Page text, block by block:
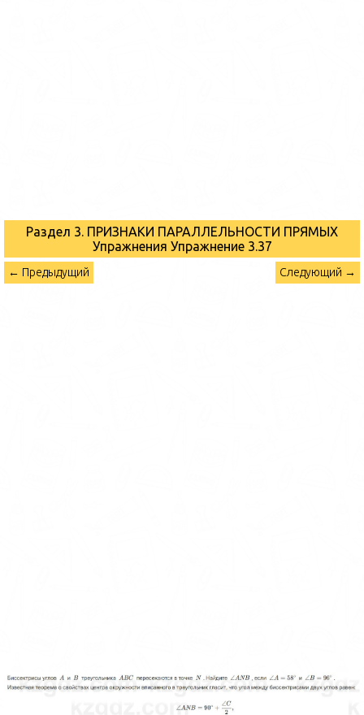
Раздел 3. ПРИЗНАКИ ПАРАЛЛЕЛЬНОСТИ ПРЯМЫХ
Упражнения Упражнение 3.37
← Предыдущий Следующий →